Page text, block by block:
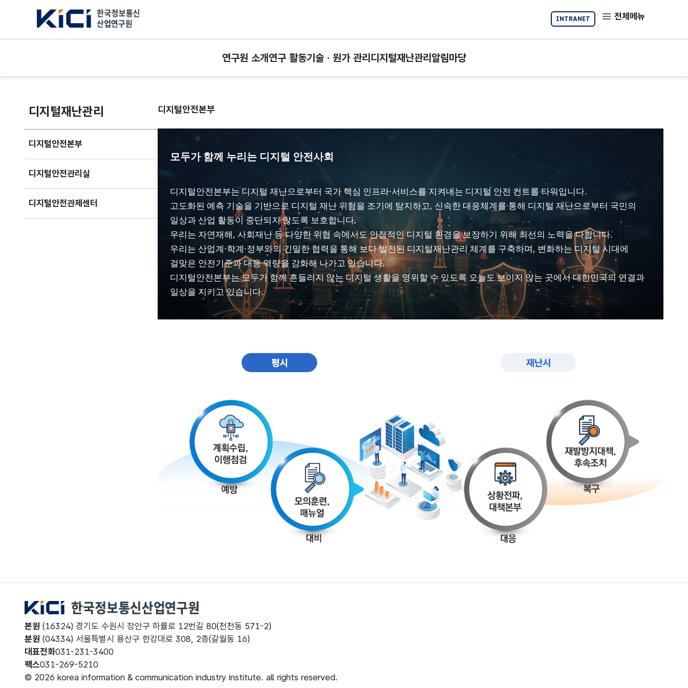
한국정보통신산업연구원 INTRANET 전체메뉴
연구원 소개연구 활동기술 · 원가 관리 디지털재난관리 알림마당
디지털재난관리
디지털안전본부
디지털안전관리실
디지털안전관제센터
디지털안전본부
모두가 함께 누리는 디지털 안전사회
디지털안전본부는 디지털 재난으로부터 국가 핵심 인프라·서비스를 지켜내는 디지털 안전 컨트롤 타워입니다.
고도화된 예측 기술을 기반으로 디지털 재난 위험을 조기에 탐지하고, 신속한 대응체계를 통해 디지털 재난으로부터 국민의
일상과 산업 활동이 중단되지 않도록 보호합니다.
우리는 자연재해, 사회재난 등 다양한 위협 속에서도 안정적인 디지털 환경을 보장하기 위해 최선의 노력을 다합니다.
우리는 산업계·학계·정부와의 긴밀한 협력을 통해 보다 발전된 디지털재난관리 체계를 구축하며, 변화하는 디지털 시대에
걸맞은 안전기준과 대응 역량을 강화해 나가고 있습니다.
디지털안전본부는 모두가 함께 흔들리지 않는 디지털 생활을 영위할 수 있도록 오늘도 보이지 않는 곳에서 대한민국의 연결과
일상을 지키고 있습니다.
한국정보통신산업연구원
본원 (16324) 경기도 수원시 장안구 하률로 12번길 80(천천동 571-2)
분원 (04334) 서울특별시 용산구 한강대로 308, 2층(갈월동 16)
대표전화031-231-3400
팩스031-269-5210
© 2026 korea information & communication industry institute. all rights reserved.